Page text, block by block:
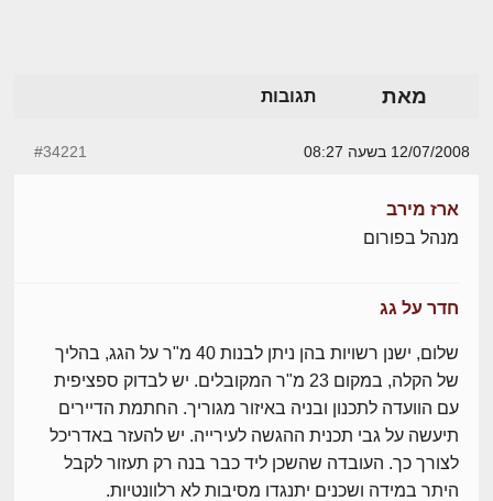
מאת תגובות
12/07/2008 בשעה 08:27 #34221
ארז מירב
מנהל בפורום
חדר על גג
שלום, ישנן רשויות בהן ניתן לבנות 40 מ"ר על הגג, בהליך
של הקלה, במקום 23 מ"ר המקובלים. יש לבדוק ספציפית
עם הוועדה לתכנון ובניה באיזור מגוריך. החתמת הדיירים
תיעשה על גבי תכנית ההגשה לעירייה. יש להעזר באדריכל
לצורך כך. העובדה שהשכן ליד כבר בנה רק תעזור לקבל
היתר במידה ושכנים יתנגדו מסיבות לא רלוונטיות.